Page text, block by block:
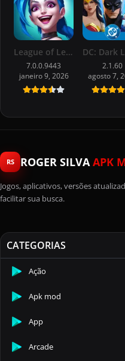
League of Legends: Wild Rift
7.0.0.9443
janeiro 9, 2026
2.1.60
agosto 7,
RS ROGER SILVA APK
Jogos, aplicativos, versões
facilitar sua busca.
CATEGORIAS
Ação
Apk mod
App
Arcade